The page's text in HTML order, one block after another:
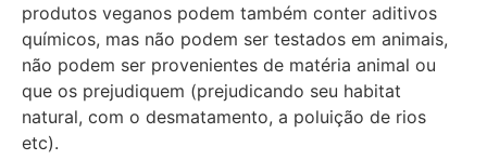
produtos veganos podem também conter aditivos
químicos, mas não podem ser testados em animais,
não podem ser provenientes de matéria animal ou
que os prejudiquem (prejudicando seu habitat
natural, com o desmatamento, a poluição de rios
etc).